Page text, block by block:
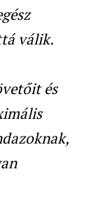
válik.
és